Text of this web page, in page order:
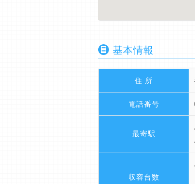
基本情報
住 所
電話番号
最寄駅
収容台数